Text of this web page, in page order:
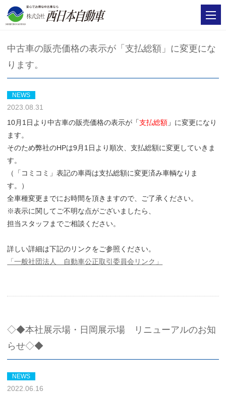
中古車の販売価格の表示が「支払総額」に変更にな
ります。
NEWS
2023.08.31
10月1日より中古車の販売価格の表示が 「支払総額 」 に変更になり
ます。
そのため弊社のHPは9月1日より順次、支払総額に変更していきま
す。
（「コミコミ」表記の車両は支払総額に変更済み車輌なりま
す。）
全車種変更までにお時間を頂きますので、ご了承ください。
※表示に関してご不明な点がございましたら、
担当スタッフまでご相談ください。
詳しい詳細は下記のリンクをご参照ください。
「一般社団法人 自動車公正取引委員会リンク」
◇◆本社展示場・日岡展示場 リニューアルのお知
らせ◇◆
NEWS
2022.06.16